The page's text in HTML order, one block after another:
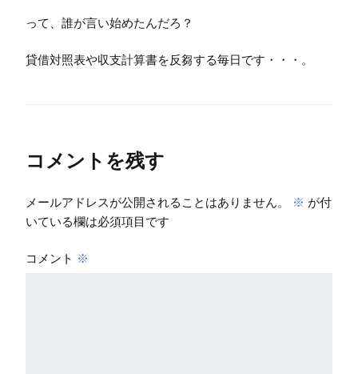
って、誰が言い始めたんだろ？
貸借対照表や収支計算書を反芻する毎日です・・・。
コメントを残す
メールアドレスが公開されることはありません。 ※ が付
いている欄は必須項目です
コメント ※